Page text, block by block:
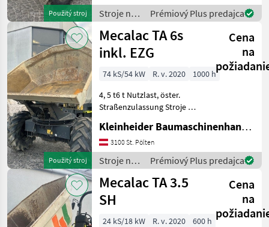
Použitý stroj
Stroje na
stavbu /
Thwaites
Prémiový Plus predajca
Použitý stroj
Mecalac TA 6s
inkl. EZG
Cena
na
74 kS/54 kW R. v. 2020
1000 h
4, 5 t6 t Nutzlast, öster.
Straßenzulassung Stroje na
Kleinheider Baumaschinenhandel GmbH.
3100 St. Pölten
Stroje na
stavbu /
Mecalac
Prémiový Plus predajca
Mecalac TA 3.5
SH
Cena
na
24 kS/18 kW R. v. 2020
600 h